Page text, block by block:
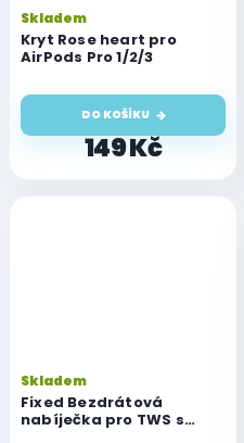
Kryt Rose heart pro
AirPods Pro 1/2/3
Skladem
149 Kč
DO KOŠÍKU
Fixed Bezdrátová
nabíječka pro TWS s
Skladem